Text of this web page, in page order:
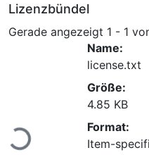
Lizenzbündel
Gerade angezeigt 1 - 1
Lade...
Name:
license.txt
Größe:
4.85 KB
Format:
Item-